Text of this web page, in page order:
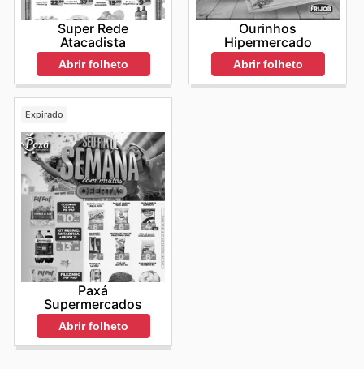
Super Rede
Atacadista
Abrir folheto
Ourinhos
Hipermercado
Abrir folheto
Expirado
Paxá
Supermercados
Abrir folheto